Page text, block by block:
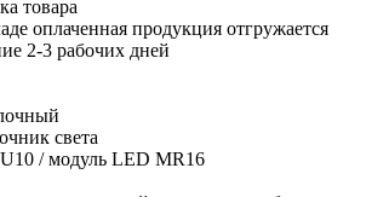
товара
оплаченная продукция отгружается
2-3 рабочих дней
света
/ модуль LED MR16